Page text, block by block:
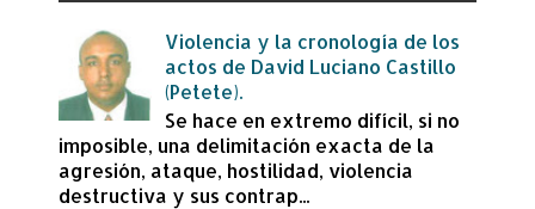
Violencia y la cronología de los
actos de David Luciano Castillo
(Petete).
Se hace en extremo difícil, si no
imposible, una delimitación exacta de la
agresión, ataque, hostilidad, violencia
destructiva y sus contrap...